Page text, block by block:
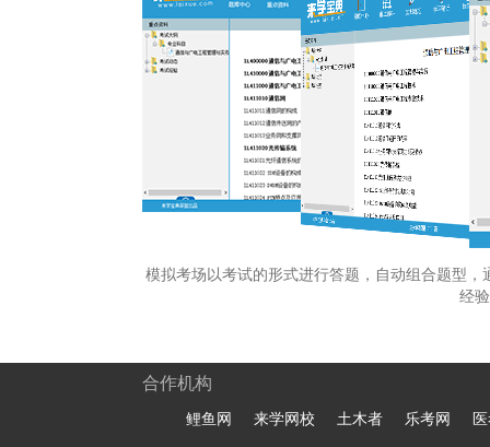
模拟考场以考试的形式进行答题，自动组合题型
经
合作机构
鲤鱼网 来学网校 土木者 乐考网